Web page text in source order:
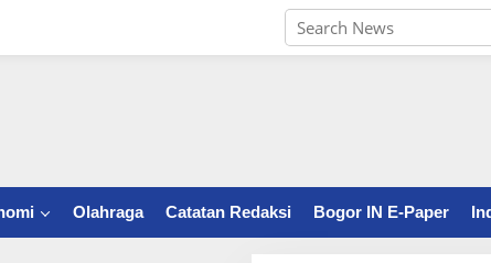
Olahraga Catatan Redaksi Bogor IN E-Paper